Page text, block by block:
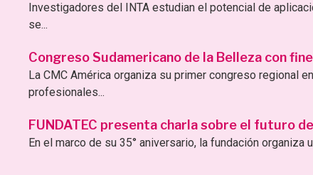
Investigadores del INTA estudian el potencial de
se...
Congreso Sudamericano de la Belleza con
La CMC América organiza su primer congreso regional
profesionales...
FUNDATEC presenta charla sobre el futuro
En el marco de su 35° aniversario, la fundación organiza